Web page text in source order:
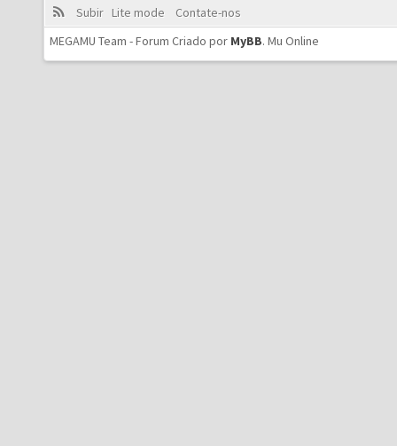
Subir Lite mode
Contate-nos
MEGAMU Team - Forum Criado por MyBB. Mu Online